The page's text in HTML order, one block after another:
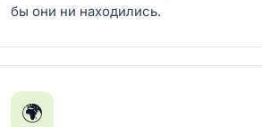
бы они ни находились.
🌍